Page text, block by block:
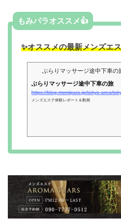
もみパラオススメ👍
✨オススメの最新メンズエ
ぶらりマッサージ途中下車の
ぶらりマッサージ途中下車の旅
https://blog.momipara.jp/tokyo-area/
メンズエステ体験レポート＆動画